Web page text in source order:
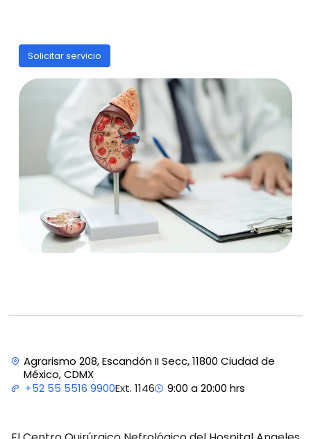
Solicitar servicio
Agrarismo 208, Escandón II Secc, 11800 Ciudad de
México, CDMX
+52 55 5516 9900Ext. 1146 9:00 a 20:00 hrs